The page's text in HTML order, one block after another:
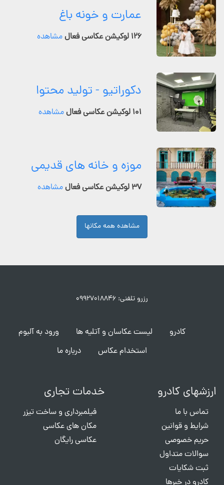
عمارت و خونه باغ
۱۲۶ لوکیشن عکاسی فعال مشاهده
دکوراتیو - تولید محتوا
۱۰۱ لوکیشن عکاسی فعال مشاهده
موزه و خانه های قدیمی
۳۷ لوکیشن عکاسی فعال مشاهده
مشاهده همه مکانها
رزرو تلفنی: ۰۹۹۲۷۰۱۸۸۴۶
کادرو لیست عکاسان و آتلیه ها
ورود به آلبوم
استخدام عکاس
درباره ما
ارزشهای کادرو
تماس با ما
شرایط و قوانین
حریم خصوصی
سوالات متداول
ثبت شکایات
کادرو در خبرها
خدمات تجاری
فیلمبرداری و ساخت تیزر
مکان های عکاسی
عکاسی رایگان